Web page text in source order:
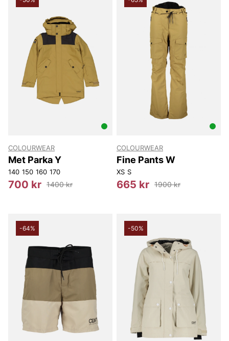
COLOURWEAR
Met Parka Y
140 150 160 170
700 kr 1400 kr
COLOURWEAR
Fine Pants W
XS S
665 kr 1900 kr
-64% -50%